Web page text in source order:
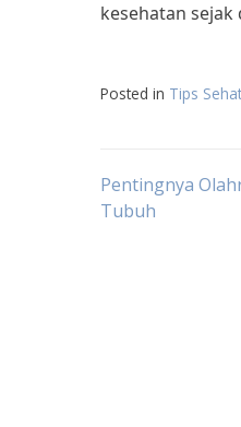
kesehatan
Posted in Tips Sehat
Post
Pentingnya
Tubuh